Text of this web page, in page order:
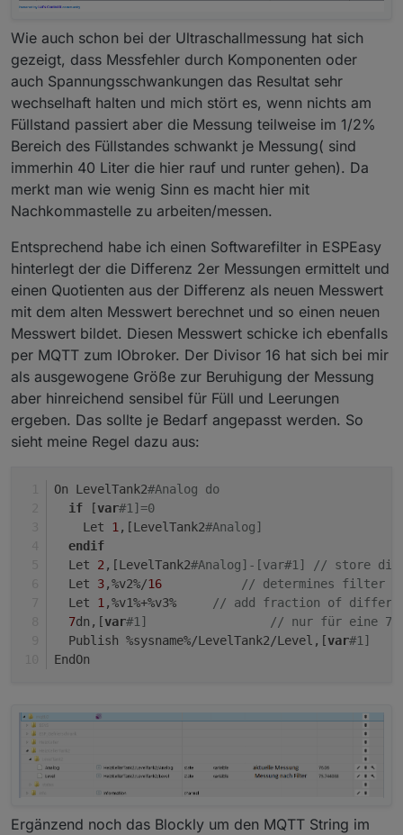
Wie auch schon bei der Ultraschallmessung hat sich
gezeigt, dass Messfehler durch Komponenten oder
auch Spannungsschwankungen das Resultat sehr
wechselhaft halten und mich stört es, wenn nichts am
Füllstand passiert aber die Messung teilweise im 1/2%
Bereich des Füllstandes schwankt je Messung( sind
immerhin 40 Liter die hier rauf und runter gehen). Da
merkt man wie wenig Sinn es macht hier mit
Nachkommastelle zu arbeiten/messen.
Entsprechend habe ich einen Softwarefilter in ESPEasy
hinterlegt der die Differenz 2er Messungen ermittelt und
einen Quotienten aus der Differenz als neuen Messwert
mit dem alten Messwert berechnet und so einen neuen
Messwert bildet. Diesen Messwert schicke ich ebenfalls
per MQTT zum IObroker. Der Divisor 16 hat sich bei mir
als ausgewogene Größe zur Beruhigung der Messung
aber hinreichend sensibel für Füll und Leerungen
ergeben. Das sollte je Bedarf angepasst werden. So
sieht meine Regel dazu aus:
On LevelTank2#Analog do
if [var#1]=0
    Let
1 ,[LevelTank2#Analog]
endif
  Let
2 ,[LevelTank2#Analog]-[var#1] // store
  Let
3,%v2%/16
// determines filter
  Let
1 ,%v1%+%v3%
// add fraction of
7dn,[var#1]                 // nur für eine 7
  Publish %sysname%/LevelTank2/Level,[
var#1]    //
EndOn
Ergänzend noch das Blockly um den MQTT String im